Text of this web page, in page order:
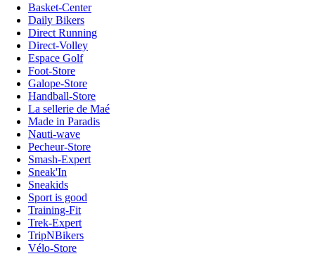
Basket-Center
Daily Bikers
Direct Running
Direct-Volley
Espace Golf
Foot-Store
Galope-Store
Handball-Store
La sellerie de Maé
Made in Paradis
Nauti-wave
Pecheur-Store
Smash-Expert
Sneak'In
Sneakids
Sport is good
Training-Fit
Trek-Expert
TripNBikers
Vélo-Store